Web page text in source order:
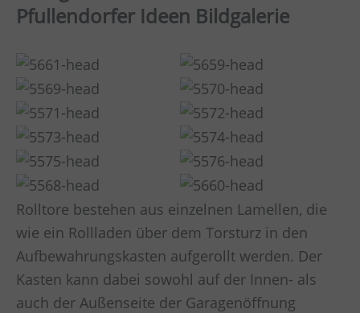
Pfullendorfer Ideen Bildgalerie
Rolltore bestehen aus einzelnen Lamellen, die
wie ein Rollladen über dem Torsturz in den
Aufbewahrungskasten aufgerollt werden. Der
Kasten kann dabei sowohl auf der Innen- als
auch der Außenseite der Garagenöffnung